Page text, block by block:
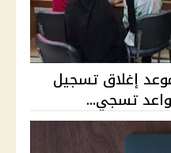
الجامعات 2026. موعد إغلاق تسجيل
تسجي...